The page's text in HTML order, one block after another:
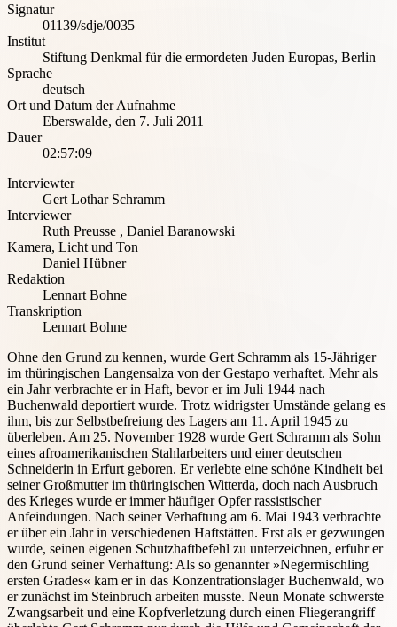
Signatur
01139/sdje/0035
Institut
Stiftung Denkmal für die ermordeten Juden Europas, Berlin
Sprache
deutsch
Ort und Datum der Aufnahme
Eberswalde, den 7. Juli 2011
Dauer
02:57:09
Interviewter
Gert Lothar Schramm
Interviewer
Ruth Preusse , Daniel Baranowski
Kamera, Licht und Ton
Daniel Hübner
Redaktion
Lennart Bohne
Transkription
Lennart Bohne
Ohne den Grund zu kennen, wurde Gert Schramm als 15-Jähriger
im thüringischen Langensalza von der Gestapo verhaftet. Mehr als
ein Jahr verbrachte er in Haft, bevor er im Juli 1944 nach
Buchenwald deportiert wurde. Trotz widrigster Umstände gelang es
ihm, bis zur Selbstbefreiung des Lagers am 11. April 1945 zu
überleben. Am 25. November 1928 wurde Gert Schramm als Sohn
eines afroamerikanischen Stahlarbeiters und einer deutschen
Schneiderin in Erfurt geboren. Er verlebte eine schöne Kindheit bei
seiner Großmutter im thüringischen Witterda, doch nach Ausbruch
des Krieges wurde er immer häufiger Opfer rassistischer
Anfeindungen. Nach seiner Verhaftung am 6. Mai 1943 verbrachte
er über ein Jahr in verschiedenen Haftstätten. Erst als er gezwungen
wurde, seinen eigenen Schutzhaftbefehl zu unterzeichnen, erfuhr er
den Grund seiner Verhaftung: Als so genannter »Negermischling
ersten Grades« kam er in das Konzentrationslager Buchenwald, wo
er zunächst im Steinbruch arbeiten musste. Neun Monate schwerste
Zwangsarbeit und eine Kopfverletzung durch einen Fliegerangriff